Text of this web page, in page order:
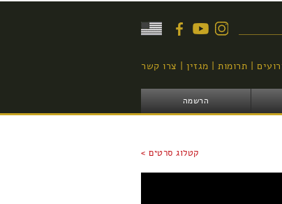
תרומות מגזין צרו קשר
הרשמה
קטלוג סרטים >